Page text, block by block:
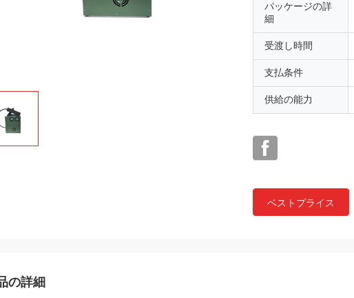
パッケージの詳
細
受渡し時間
支払条件
供給の能力
ベストプライス
の詳細